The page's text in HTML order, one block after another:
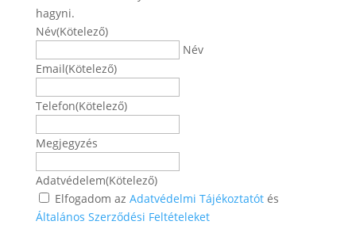
hagyni.
Név(Kötelező)
Név
Email(Kötelező)
Telefon(Kötelező)
Megjegyzés
Adatvédelem(Kötelező)
Elfogadom az Adatvédelmi Tájékoztatótés
Általános Szerződési Feltételeket